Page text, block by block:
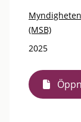
(MSB)
2025